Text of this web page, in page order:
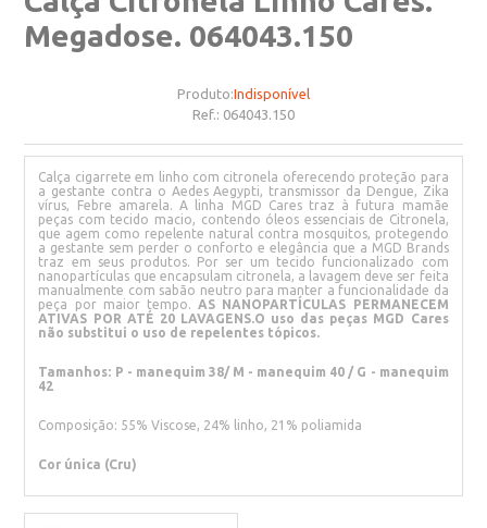
Megadose. 064043.150
Produto:Indisponível
Ref.: 064043.150
Calça cigarrete em linho com citronela oferecendo proteção para
a gestante contra o Aedes Aegypti, transmissor da Dengue, Zika
vírus, Febre amarela. A linha MGD Cares traz à futura mamãe
peças com tecido macio, contendo óleos essenciais de Citronela,
que agem como repelente natural contra mosquitos, protegendo
a gestante sem perder o conforto e elegância que a MGD Brands
traz em seus produtos. Por ser um tecido funcionalizado com
nanopartículas que encapsulam citronela, a lavagem deve ser feita
manualmente com sabão neutro para manter a funcionalidade da
peça por maior tempo.AS NANOPARTÍCULAS PERMANECEM
ATIVAS POR ATÉ 20 LAVAGENS.O uso das peças MGD Cares
não substitui o uso de repelentes tópicos.
Tamanhos: P - manequim 38/ M - manequim 40 / G - manequim
42
Composição: 55% Viscose, 24% linho, 21% poliamida
Cor única (Cru)